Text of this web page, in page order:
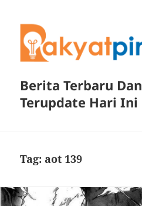
Berita Terbaru Dan
Terupdate Hari Ini
Tag: aot 139